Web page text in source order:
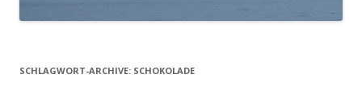
SCHLAGWORT-ARCHIVE: SCHOKOLADE